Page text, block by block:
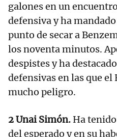
galones en un
defensiva y ha
punto de secar a
los noventa minutos.
despistes y ha
defensivas en las que
mucho peligro.
2 Unai Simón. Ha
del esperado y en su